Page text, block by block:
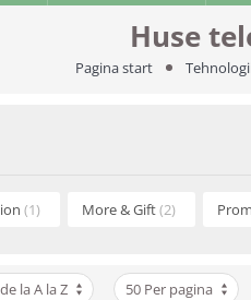
Huse
Pagina start
(1) More & Gift(2)
la A la Z 50 Per pagina